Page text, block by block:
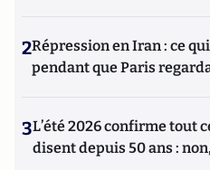
2Répression en Iran : ce
pendant que Paris
3L’été 2026 confirme tout
disent depuis 50 ans :